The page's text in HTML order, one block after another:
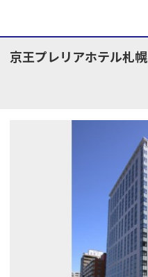
京王プレリアホテル札幌